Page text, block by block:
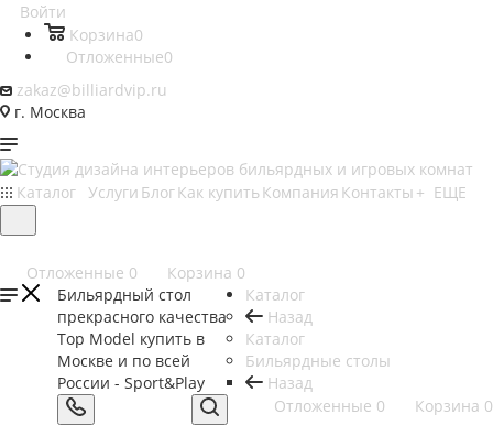
Войти
Корзина0
Отложенные0
zakaz@billiardvip.ru
г. Москва
Каталог Услуги БлогКак купитьКомпания Контакты + ЕЩЕ
Отложенные 0 Корзина 0
Бильярдный стол
прекрасного качества
Top Model купить в
Москве и по всей
России - Sport&Play
Отложенные 0 Корзина 0
Каталог
Назад
Каталог
Бильярдные столы
Назад